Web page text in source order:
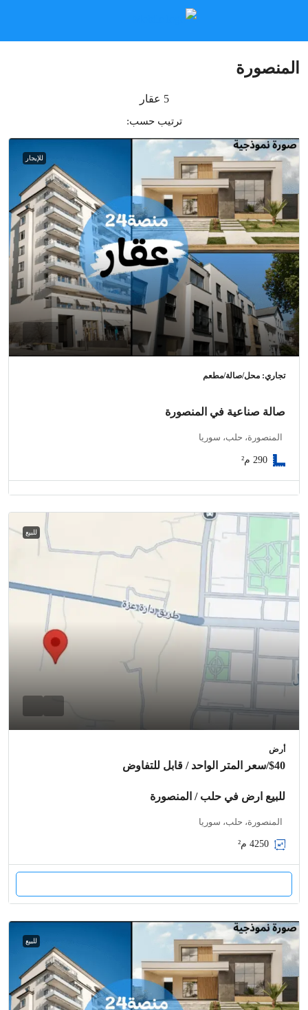
المنصورة
5 عقار
ترتيب حسب:
للإيجار
تجاري: محل/صالة/مطعم
صالة صناعية في المنصورة
المنصورة، حلب، سوريا
290 م²
للبيع
أرض
$40/سعر المتر الواحد / قابل للتفاوض
للبيع ارض في حلب / المنصورة
المنصورة، حلب، سوريا
4250 م²
للبيع